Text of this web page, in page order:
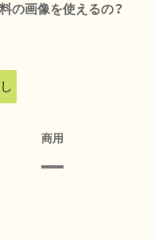
の画像を使えるの？
商用